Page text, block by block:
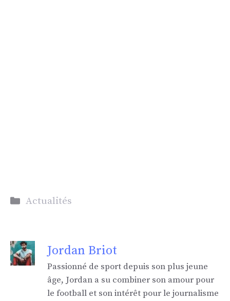
Catégories
Actualités
Jordan Briot
Passionné de sport depuis son plus jeune
âge, Jordan a su combiner son amour pour
le football et son intérêt pour le journalisme